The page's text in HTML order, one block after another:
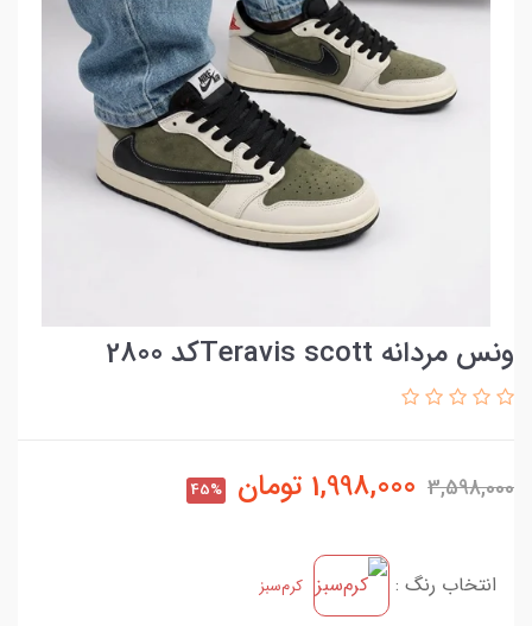
ونس مردانه Teravis scottکد 2800
3,598,000
1,998,000 تومان 45%
انتخاب رنگ : کرم‌سبز